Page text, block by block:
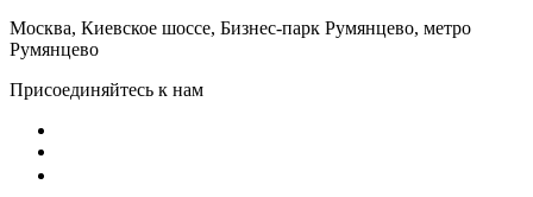
Москва, Киевское шоссе, Бизнес-парк Румянцево, метро
Румянцево
Присоединяйтесь к нам